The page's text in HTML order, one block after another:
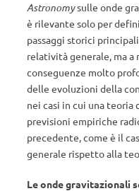
Astronomysulle onde
è rilevante solo per
passaggi storici
relatività generale, ma a
conseguenze molto
delle evoluzioni della
nei casi in cui una teoria
previsioni empiriche
precedente, come è il
generale rispetto alla
Le onde gravitazionali